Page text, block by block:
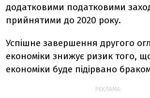
додатковими податковими
прийнятими до 2020 року.
Успішне завершення другого
економіки знижує ризик того,
економіки буде підірвано
РЕКЛАМА: